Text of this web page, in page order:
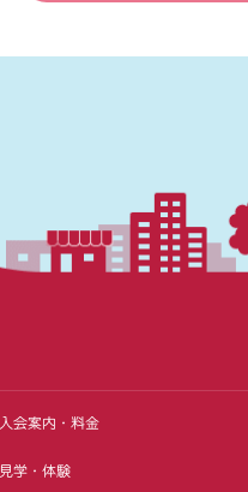
入会案内・料金
見学・体験